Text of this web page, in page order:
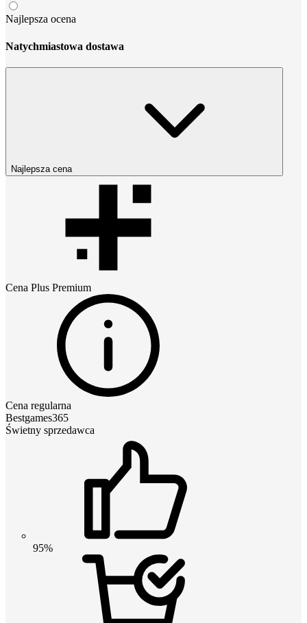
Najlepsza ocena
Natychmiastowa dostawa
Najlepsza cena
Cena Plus Premium
Cena regularna
Bestgames365
Świetny sprzedawca
95%